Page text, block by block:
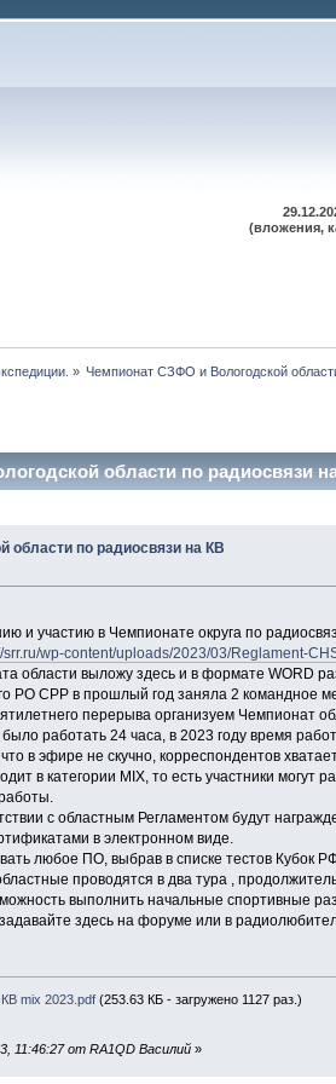
(вложения,
» Чемпионат СЗФО и Вологодской
области по радиосвязи
по радиосвязи на КВ
и участию в Чемпионате округа по
srr.ru/wp-content/uploads/2023/03/Reglament-
области выложу здесь и в формате WORD
РО СРР в прошлый год заняла 2 командное
перерыва организуем Чемпионат
работать 24 часа, в 2023 году время
в эфире не скучно, корреспондентов
в категории MIX, то есть участники
с областным Регламентом будут
в электронном виде.
любое ПО, выбрав в списке тестов Кубок
проводятся в два тура ,
выполнить начальные спортивные
здесь на форуме или в
mix 2023.pdf (253.63 КБ - загружено 1127 раз.)
11:46:27 от RA1QD Василий»